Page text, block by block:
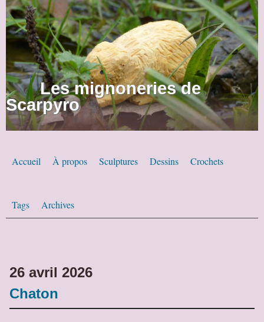
Les mignoneries de
Scarpyro
Accueil À propos Sculptures Dessins Crochets
Tags Archives
26 avril 2026
Chaton